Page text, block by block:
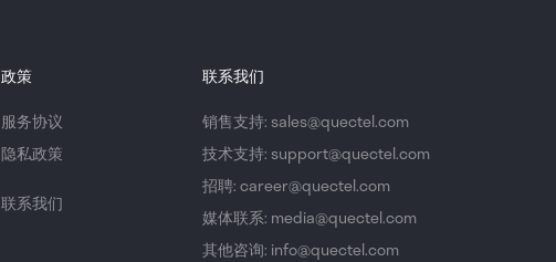
政策
服务协议
隐私政策
联系我们
联系我们
销售支持: sales@quectel.com
技术支持: support@quectel.com
招聘: career@quectel.com
媒体联系: media@quectel.com
其他咨询: info@quectel.com